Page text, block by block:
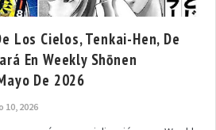
Los Cielos, Tenkai-Hen, De
En Weekly Shōnen
De 2026
10, 2026